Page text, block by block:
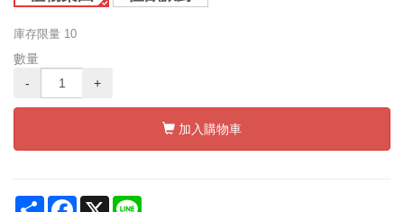
庫存限量 10
數量
-
+
加入購物車
Share Facebook
X